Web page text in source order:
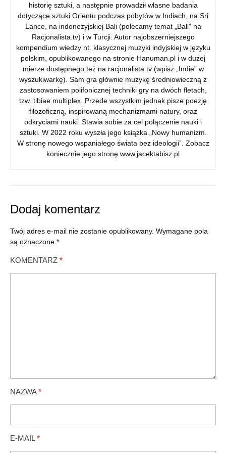
historię sztuki, a następnie prowadził własne badania
dotyczące sztuki Orientu podczas pobytów w Indiach, na Sri
Lance, na indonezyjskiej Bali (polecamy temat „Bali” na
Racjonalista.tv) i w Turcji. Autor najobszerniejszego
kompendium wiedzy nt. klasycznej muzyki indyjskiej w języku
polskim, opublikowanego na stronie Hanuman.pl i w dużej
mierze dostępnego też na racjonalista.tv (wpisz „Indie” w
wyszukiwarkę). Sam gra głównie muzykę średniowieczną z
zastosowaniem polifonicznej techniki gry na dwóch fletach,
tzw. tibiae multiplex. Przede wszystkim jednak pisze poezję
filozoficzną, inspirowaną mechanizmami natury, oraz
odkryciami nauki. Stawia sobie za cel połączenie nauki i
sztuki. W 2022 roku wyszła jego książka „Nowy humanizm.
W stronę nowego wspaniałego świata bez ideologii”. Zobacz
koniecznie jego stronę www.jacektabisz.pl
Dodaj komentarz
Twój adres e-mail nie zostanie opublikowany. Wymagane pola
są oznaczone *
KOMENTARZ *
NAZWA*
E-MAIL *